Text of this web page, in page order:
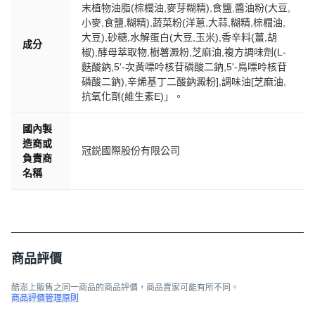
成分
末植物油脂(棕櫚油,麥芽糊精),食鹽,醬油粉(大豆,
小麥,食鹽,糊精),蔬菜粉(洋蔥,大蒜,糊精,棕櫚油,
大豆),砂糖,水解蛋白(大豆,玉米),香辛料(薑,胡
椒),酵母萃取物,樹薯澱粉,芝麻油,複方調味劑(L-
麩酸鈉,5'-次黃嘌呤核苷磷酸二鈉,5'-鳥嘌呤核苷
磷酸二鈉),辛烯基丁二酸鈉澱粉],調味油[芝麻油,
抗氧化劑(維生素E)」。
國內製
造商或
負責商
名稱
冠鋭國際股份有限公司
商品評價
酷澎上販售之同一商品的商品評價，商品賣家可能有所不同。
商品評價管理原則